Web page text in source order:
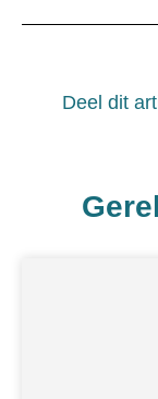
Deel dit